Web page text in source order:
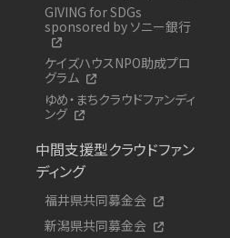
GIVING for SDGs
sponsored by ソニー銀行
ケイズハウスNPO助成プロ
グラム
ゆめ・まちクラウドファンディ
ング
中間支援型クラウドファン
ディング
福井県共同募金会
新潟県共同募金会